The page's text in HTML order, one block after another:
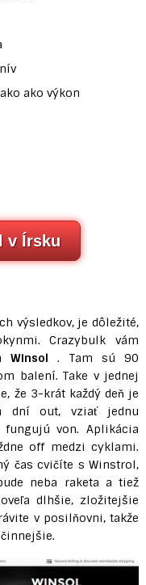
ako výkon
v Írsku
výsledkov, je dôležité,
Crazybulk vám
Winsol . Tam sú 90
balení. Take v jednej
že 3-krát každý deň je
dní out, vziať jednu
von. Aplikácia
off medzi cyklami.
čas cvičíte s Winstrol,
neba raketa a tiež
dlhšie, zložitejšie
v posilňovni, takže